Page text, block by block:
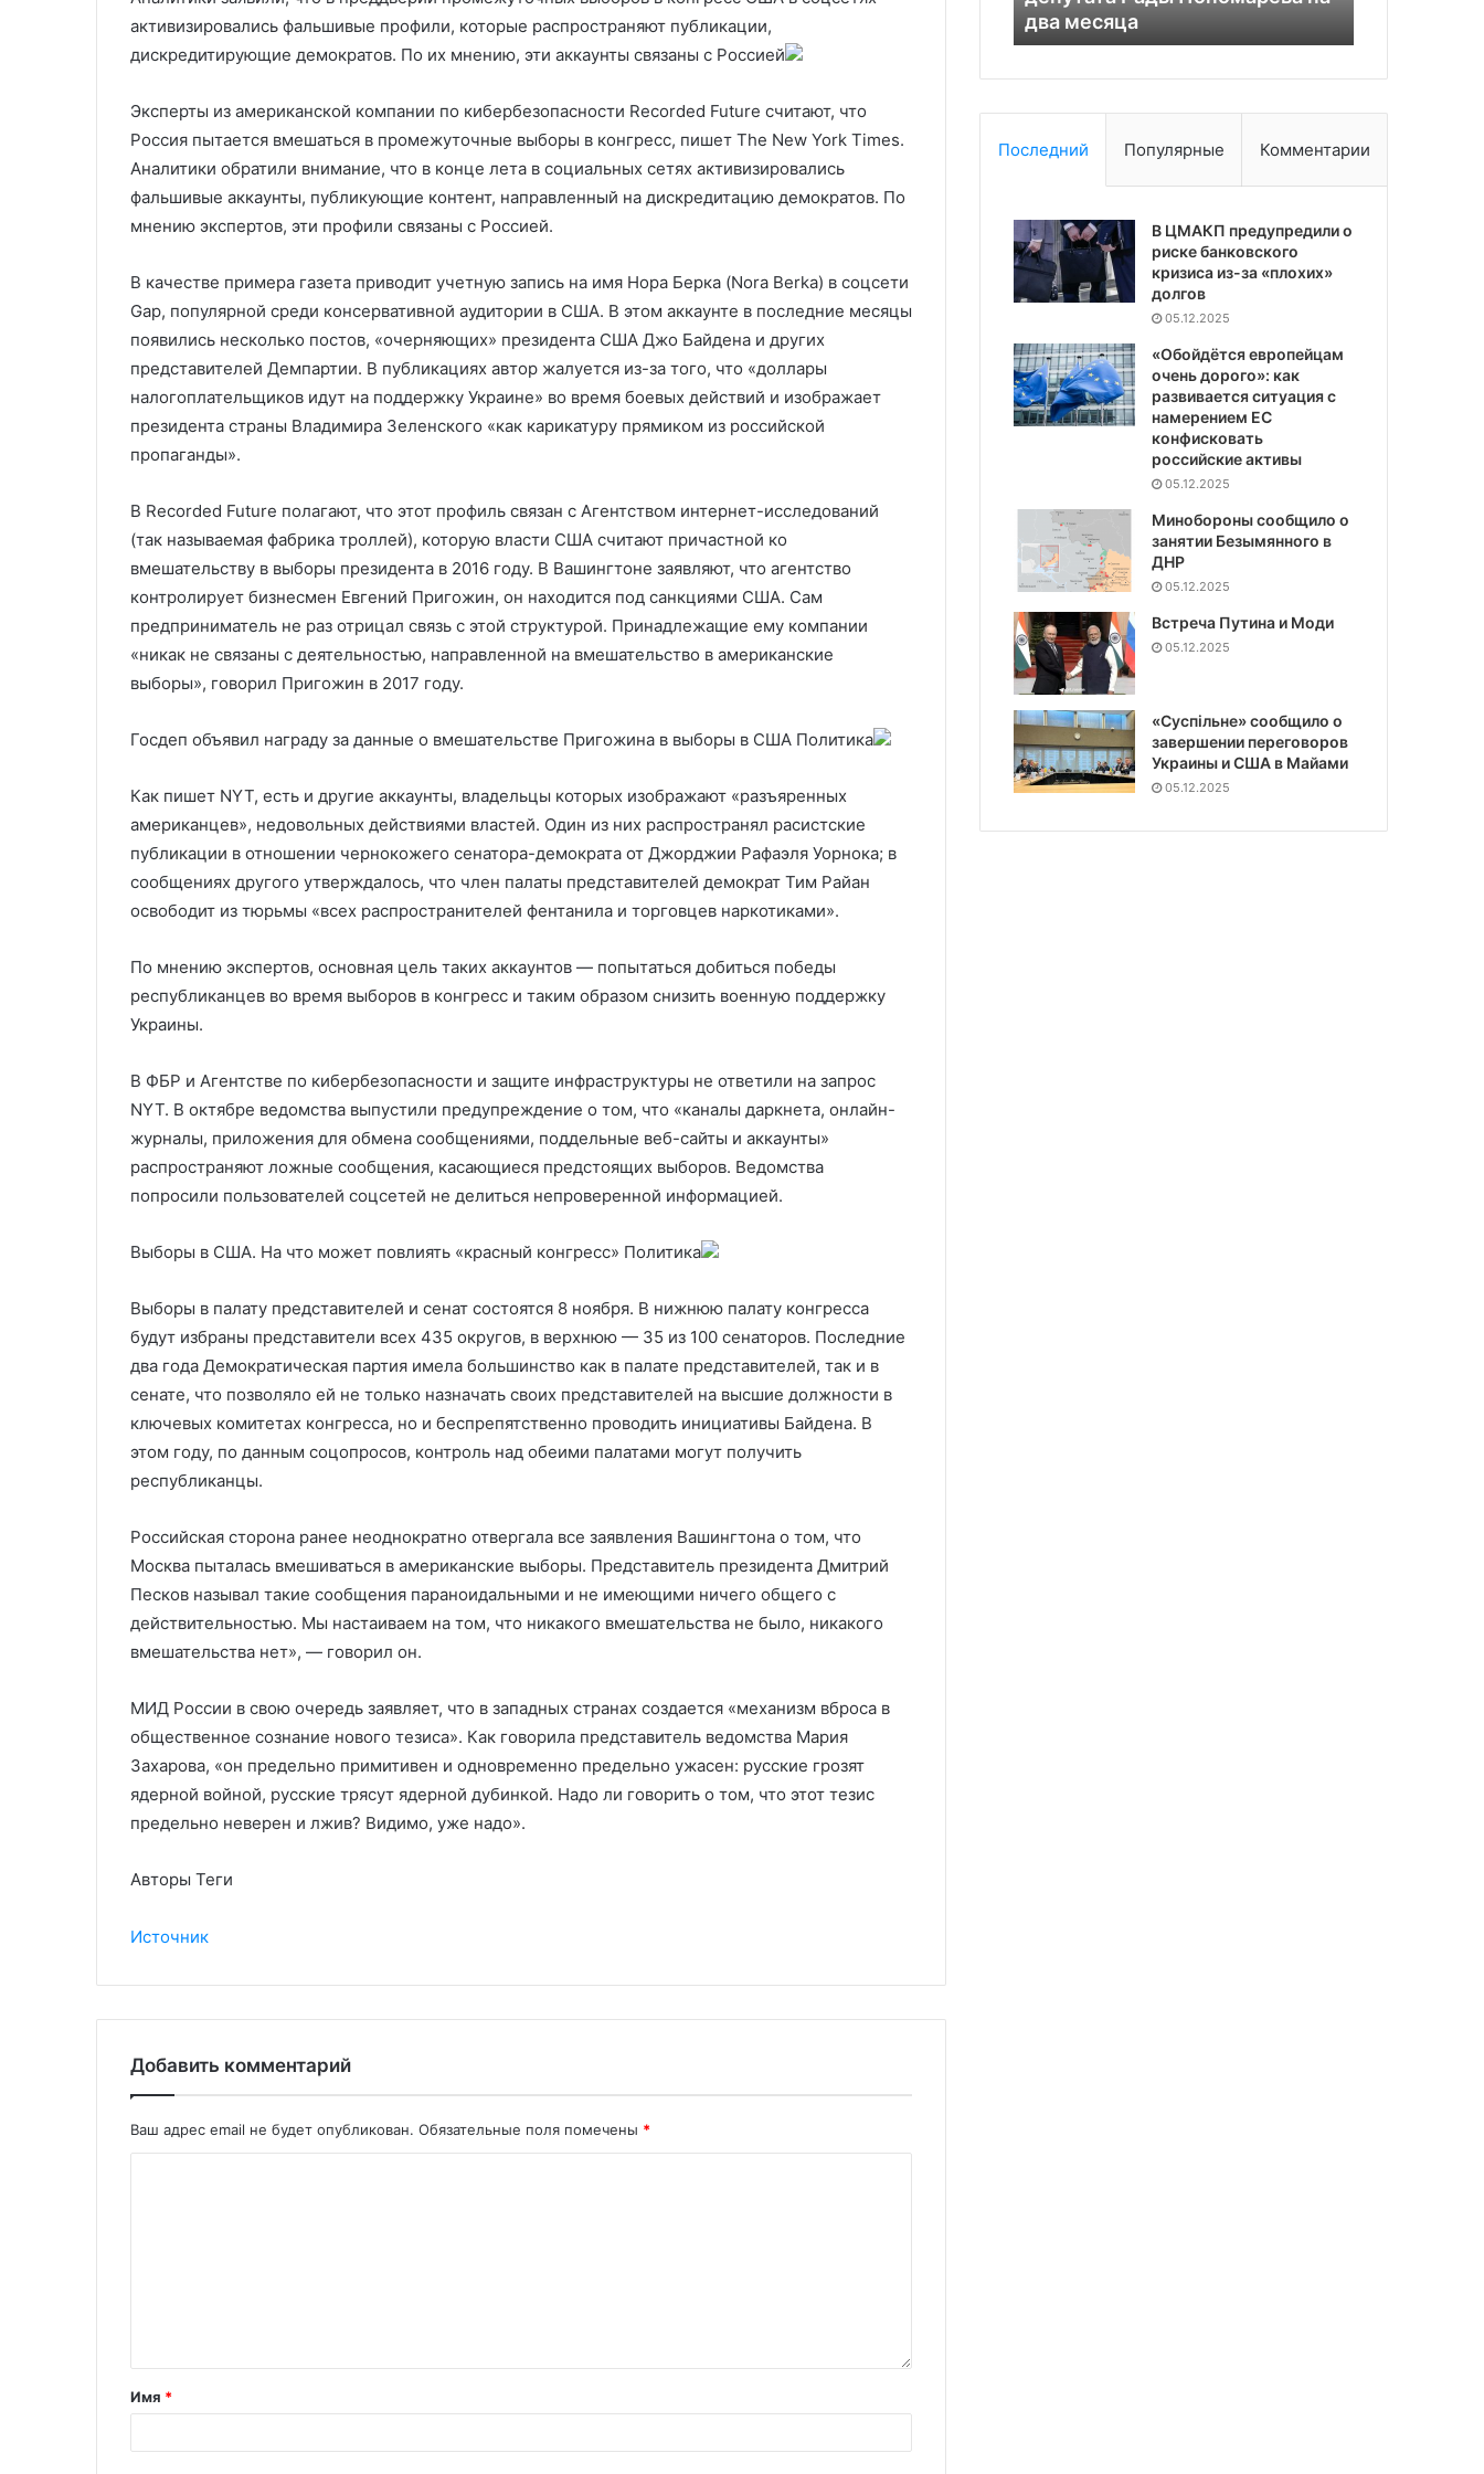
активизировались фальшивые профили, которые распространяют публикации,
дискредитирующие демократов. По их мнению, эти аккаунты связаны с Россией
Эксперты из американской компании по кибербезопасности Recorded Future считают, что
Россия пытается вмешаться в промежуточные выборы в конгресс, пишет The New York Times.
Аналитики обратили внимание, что в конце лета в социальных сетях активизировались
фальшивые аккаунты, публикующие контент, направленный на дискредитацию демократов. По
мнению экспертов, эти профили связаны с Россией.
В качестве примера газета приводит учетную запись на имя Нора Берка (Nora Berka) в соцсети
Gap, популярной среди консервативной аудитории в США. В этом аккаунте в последние месяцы
появились несколько постов, «очерняющих» президента США Джо Байдена и других
представителей Демпартии. В публикациях автор жалуется из-за того, что «доллары
налогоплательщиков идут на поддержку Украине» во время боевых действий и изображает
президента страны Владимира Зеленского «как карикатуру прямиком из российской
пропаганды».
В Recorded Future полагают, что этот профиль связан с Агентством интернет-исследований
(так называемая фабрика троллей), которую власти США считают причастной ко
вмешательству в выборы президента в 2016 году. В Вашингтоне заявляют, что агентство
контролирует бизнесмен Евгений Пригожин, он находится под санкциями США. Сам
предприниматель не раз отрицал связь с этой структурой. Принадлежащие ему компании
«никак не связаны с деятельностью, направленной на вмешательство в американские
выборы», говорил Пригожин в 2017 году.
Госдеп объявил награду за данные о вмешательстве Пригожина в выборы в США Политика
Как пишет NYT, есть и другие аккаунты, владельцы которых изображают «разъяренных
американцев», недовольных действиями властей. Один из них распространял расистские
публикации в отношении чернокожего сенатора-демократа от Джорджии Рафаэля Уорнока; в
сообщениях другого утверждалось, что член палаты представителей демократ Тим Райан
освободит из тюрьмы «всех распространителей фентанила и торговцев наркотиками».
По мнению экспертов, основная цель таких аккаунтов — попытаться добиться победы
республиканцев во время выборов в конгресс и таким образом снизить военную поддержку
Украины.
В ФБР и Агентстве по кибербезопасности и защите инфраструктуры не ответили на запрос
NYT. В октябре ведомства выпустили предупреждение о том, что «каналы даркнета, онлайн-
журналы, приложения для обмена сообщениями, поддельные веб-сайты и аккаунты»
распространяют ложные сообщения, касающиеся предстоящих выборов. Ведомства
попросили пользователей соцсетей не делиться непроверенной информацией.
Выборы в США. На что может повлиять «красный конгресс» Политика
Выборы в палату представителей и сенат состоятся 8 ноября. В нижнюю палату конгресса
будут избраны представители всех 435 округов, в верхнюю — 35 из 100 сенаторов. Последние
два года Демократическая партия имела большинство как в палате представителей, так и в
сенате, что позволяло ей не только назначать своих представителей на высшие должности в
ключевых комитетах конгресса, но и беспрепятственно проводить инициативы Байдена. В
этом году, по данным соцопросов, контроль над обеими палатами могут получить
республиканцы.
Российская сторона ранее неоднократно отвергала все заявления Вашингтона о том, что
Москва пыталась вмешиваться в американские выборы. Представитель президента Дмитрий
Песков называл такие сообщения параноидальными и не имеющими ничего общего с
действительностью. Мы настаиваем на том, что никакого вмешательства не было, никакого
вмешательства нет», — говорил он.
МИД России в свою очередь заявляет, что в западных странах создается «механизм вброса в
общественное сознание нового тезиса». Как говорила представитель ведомства Мария
Захарова, «он предельно примитивен и одновременно предельно ужасен: русские грозят
ядерной войной, русские трясут ядерной дубинкой. Надо ли говорить о том, что этот тезис
предельно неверен и лжив? Видимо, уже надо».
Авторы Теги
Источник
Добавить комментарий
Ваш адрес email не будет опубликован. Обязательные поля помечены *
Имя *
Курской области
визитом в Индию
магазинах
два месяца
Последний Популярные Комментарии
В ЦМАКП предупредили о
риске банковского
кризиса из-за «плохих»
долгов
05.12.2025
«Обойдётся европейцам
очень дорого»: как
развивается ситуация с
намерением ЕС
конфисковать
российские активы
05.12.2025
Минобороны сообщило о
занятии Безымянного в
ДНР
05.12.2025
Встреча Путина и Моди
05.12.2025
«Суспiльне» сообщило о
завершении переговоров
Украины и США в Майами
05.12.2025